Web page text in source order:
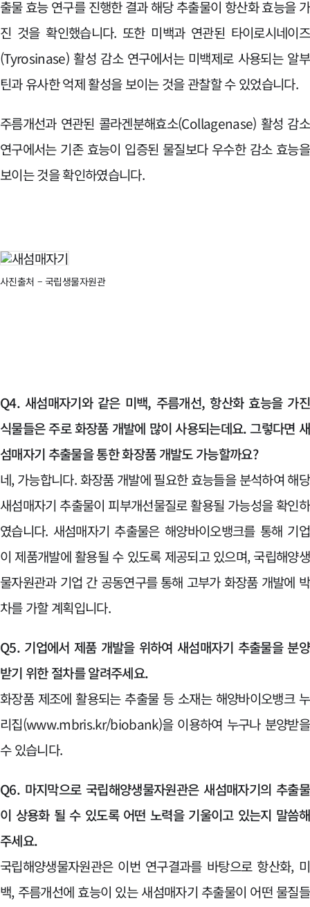
출물 효능 연구를 진행한 결과 해당 추출물이 항산화 효능을 가
진 것을 확인했습니다. 또한 미백과 연관된 타이로시네이즈
(Tyrosinase) 활성 감소 연구에서는 미백제로 사용되는 알부
틴과 유사한 억제 활성을 보이는 것을 관찰할 수 있었습니다.
주름개선과 연관된 콜라겐분해효소(Collagenase) 활성 감소
연구에서는 기존 효능이 입증된 물질보다 우수한 감소 효능을
보이는 것을 확인하였습니다.
사진출처 – 국립생물자원관
Q4. 새섬매자기와 같은 미백, 주름개선, 항산화 효능을 가진
식물들은 주로 화장품 개발에 많이 사용되는데요. 그렇다면 새
섬매자기 추출물을 통한 화장품 개발도 가능할까요?
네, 가능합니다. 화장품 개발에 필요한 효능들을 분석하여 해당
새섬매자기 추출물이 피부개선물질로 활용될 가능성을 확인하
였습니다. 새섬매자기 추출물은 해양바이오뱅크를 통해 기업
이 제품개발에 활용될 수 있도록 제공되고 있으며, 국립해양생
물자원관과 기업 간 공동연구를 통해 고부가 화장품 개발에 박
차를 가할 계획입니다.
Q5. 기업에서 제품 개발을 위하여 새섬매자기 추출물을 분양
받기 위한 절차를 알려주세요.
화장품 제조에 활용되는 추출물 등 소재는 해양바이오뱅크 누
리집(www.mbris.kr/biobank)을 이용하여 누구나 분양받을
수 있습니다.
Q6. 마지막으로 국립해양생물자원관은 새섬매자기의 추출물
이 상용화 될 수 있도록 어떤 노력을 기울이고 있는지 말씀해
주세요.
국립해양생물자원관은 이번 연구결과를 바탕으로 항산화, 미
백, 주름개선에 효능이 있는 새섬매자기 추출물이 어떤 물질들